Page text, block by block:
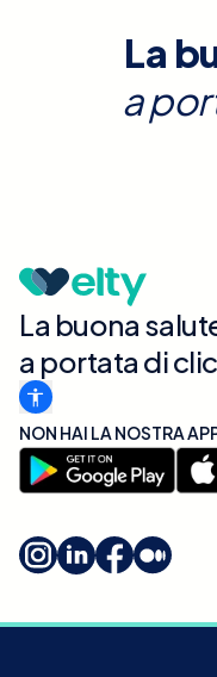
La
a
La buona
a portata di
NON HAI LA NOSTRA